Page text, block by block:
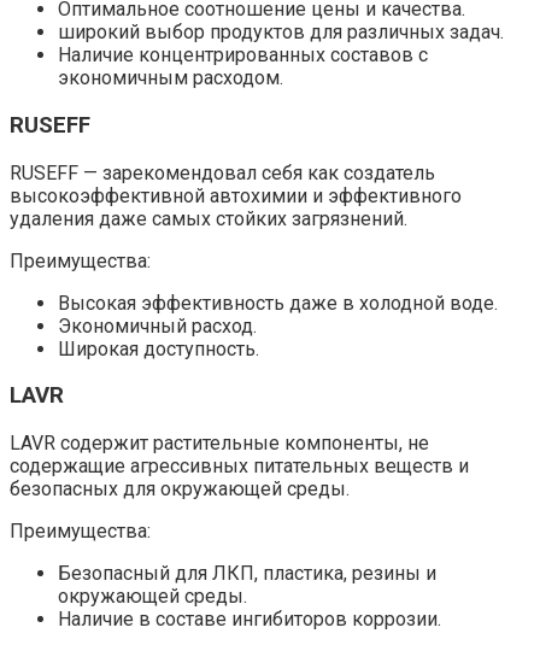
Оптимальное соотношение цены и качества.​
широкий выбор продуктов для различных задач.​
Наличие концентрированных составов с
экономичным расходом.
RUSEFF
RUSEFF — зарекомендовал себя как создатель
высокоэффективной автохимии и эффективного
удаления даже самых стойких загрязнений.​
Преимущества:
Высокая эффективность даже в холодной воде.​
Экономичный расход.​
Широкая доступность.​
LAVR
LAVR содержит растительные компоненты, не
содержащие агрессивных питательных веществ и
безопасных для окружающей среды.
Преимущества:
Безопасный для ЛКП, пластика, резины и
окружающей среды.​
Наличие в составе ингибиторов коррозии.​